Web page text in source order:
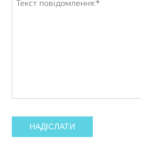
НАДІСЛАТИ